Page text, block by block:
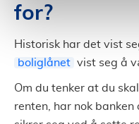
for?
Historisk har det vist
boliglånet vist seg å
Om du tenker at du
renten, har nok